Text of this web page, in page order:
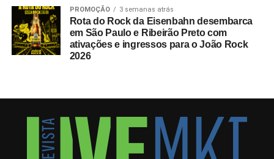
PROMOÇÃO 3 semanas atrás
Rota do Rock da Eisenbahn desembarca
em São Paulo e Ribeirão Preto com
ativações e ingressos para o João Rock
2026